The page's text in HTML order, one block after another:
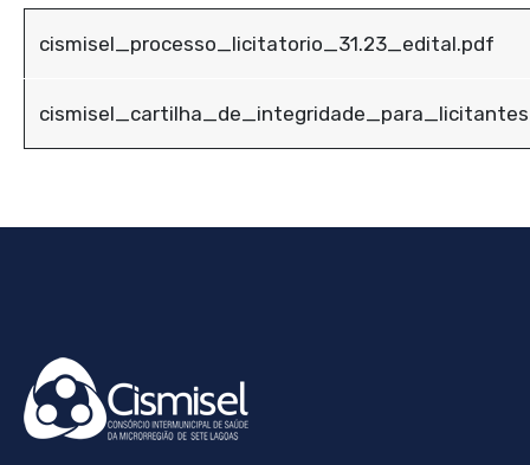
cismisel_processo_licitatorio_31.23_edital.pdf